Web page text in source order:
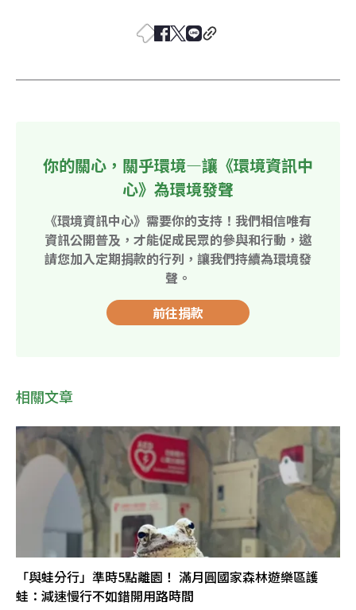
你的關心，關乎環境—讓《環境資訊中
心》為環境發聲
《環境資訊中心》需要你的支持！我們相信唯有
資訊公開普及，才能促成民眾的參與和行動，邀
請您加入定期捐款的行列，讓我們持續為環境發
聲。
前往捐款
相關文章
「與蛙分行」準時5點離園！ 滿月圓國家森林遊樂區護
蛙：減速慢行不如錯開用路時間